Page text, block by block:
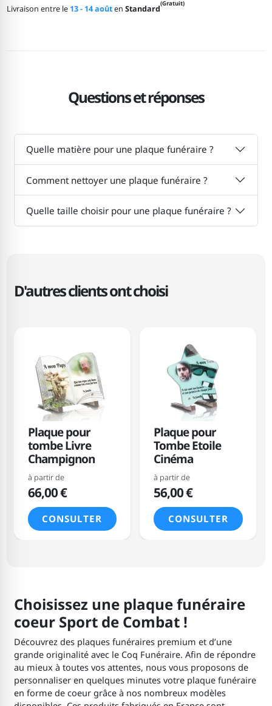
Livraison entre le 13 - 14 aoûtenStandard(Gratuit)
Questions et réponses
Quelle matière pour une plaque funéraire ?
Comment nettoyer une plaque funéraire ?
Quelle taille choisir pour une plaque funéraire ?
D'autres clients ont choisi
Plaque pour
tombe Livre
Champignon
à partir de
66,00 €
CONSULTER
Plaque pour
Tombe Etoile
Cinéma
à partir de
56,00 €
CONSULTER
Choisissez une plaque funéraire
coeur Sport de Combat !
Découvrez des plaques funéraires premium et d’une
grande originalité avec le Coq Funéraire. Afin de répondre
au mieux à toutes vos attentes, nous vous proposons de
personnaliser en quelques minutes votre plaque funéraire
en forme de coeur grâce à nos nombreux modèles